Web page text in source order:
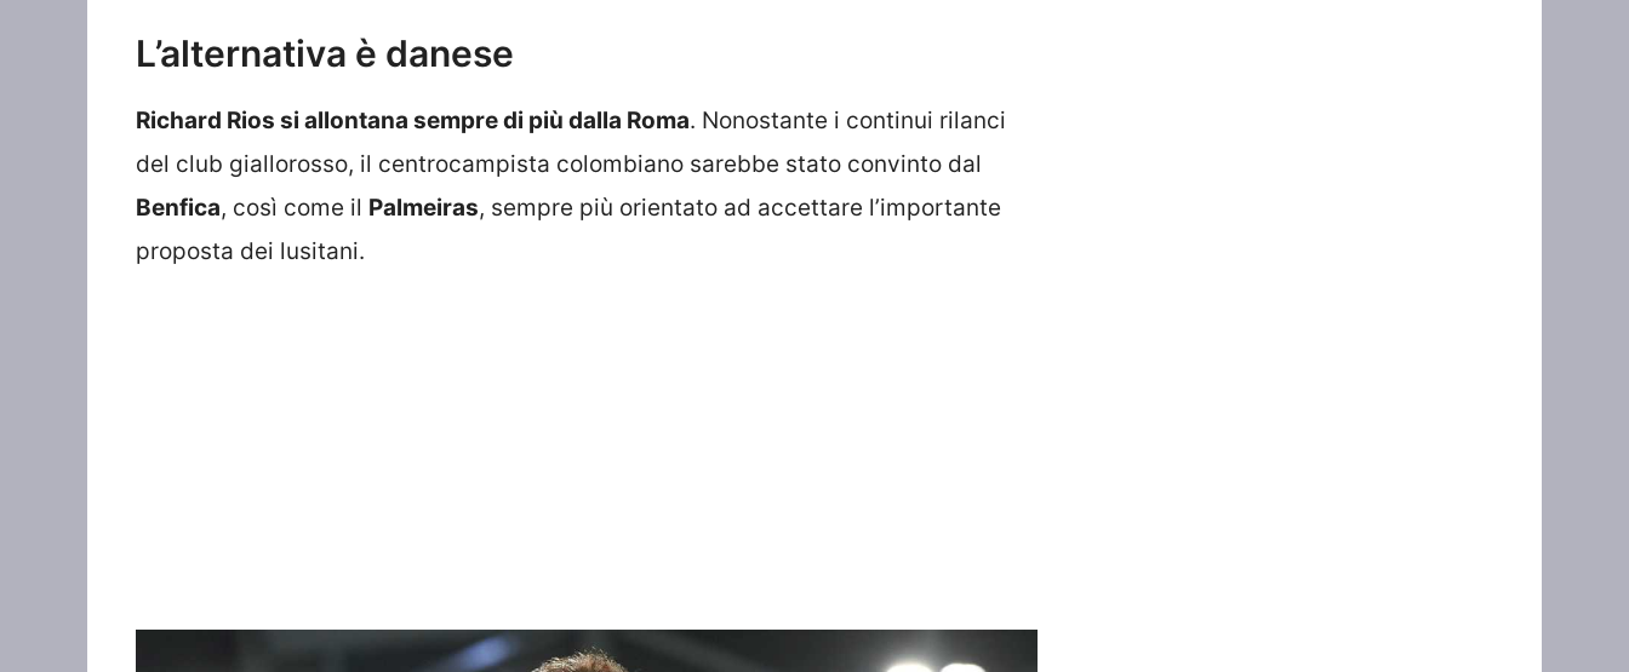
L’alternativa è danese
Richard Rios si allontana sempre di più dalla Roma. Nonostante i continui rilanci
del club giallorosso, il centrocampista colombiano sarebbe stato convinto dal
Benfica, così come il Palmeiras, sempre più orientato ad accettare l’importante
proposta dei lusitani.